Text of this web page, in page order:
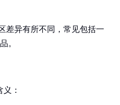
差异有所不同，常见包括一
。
：